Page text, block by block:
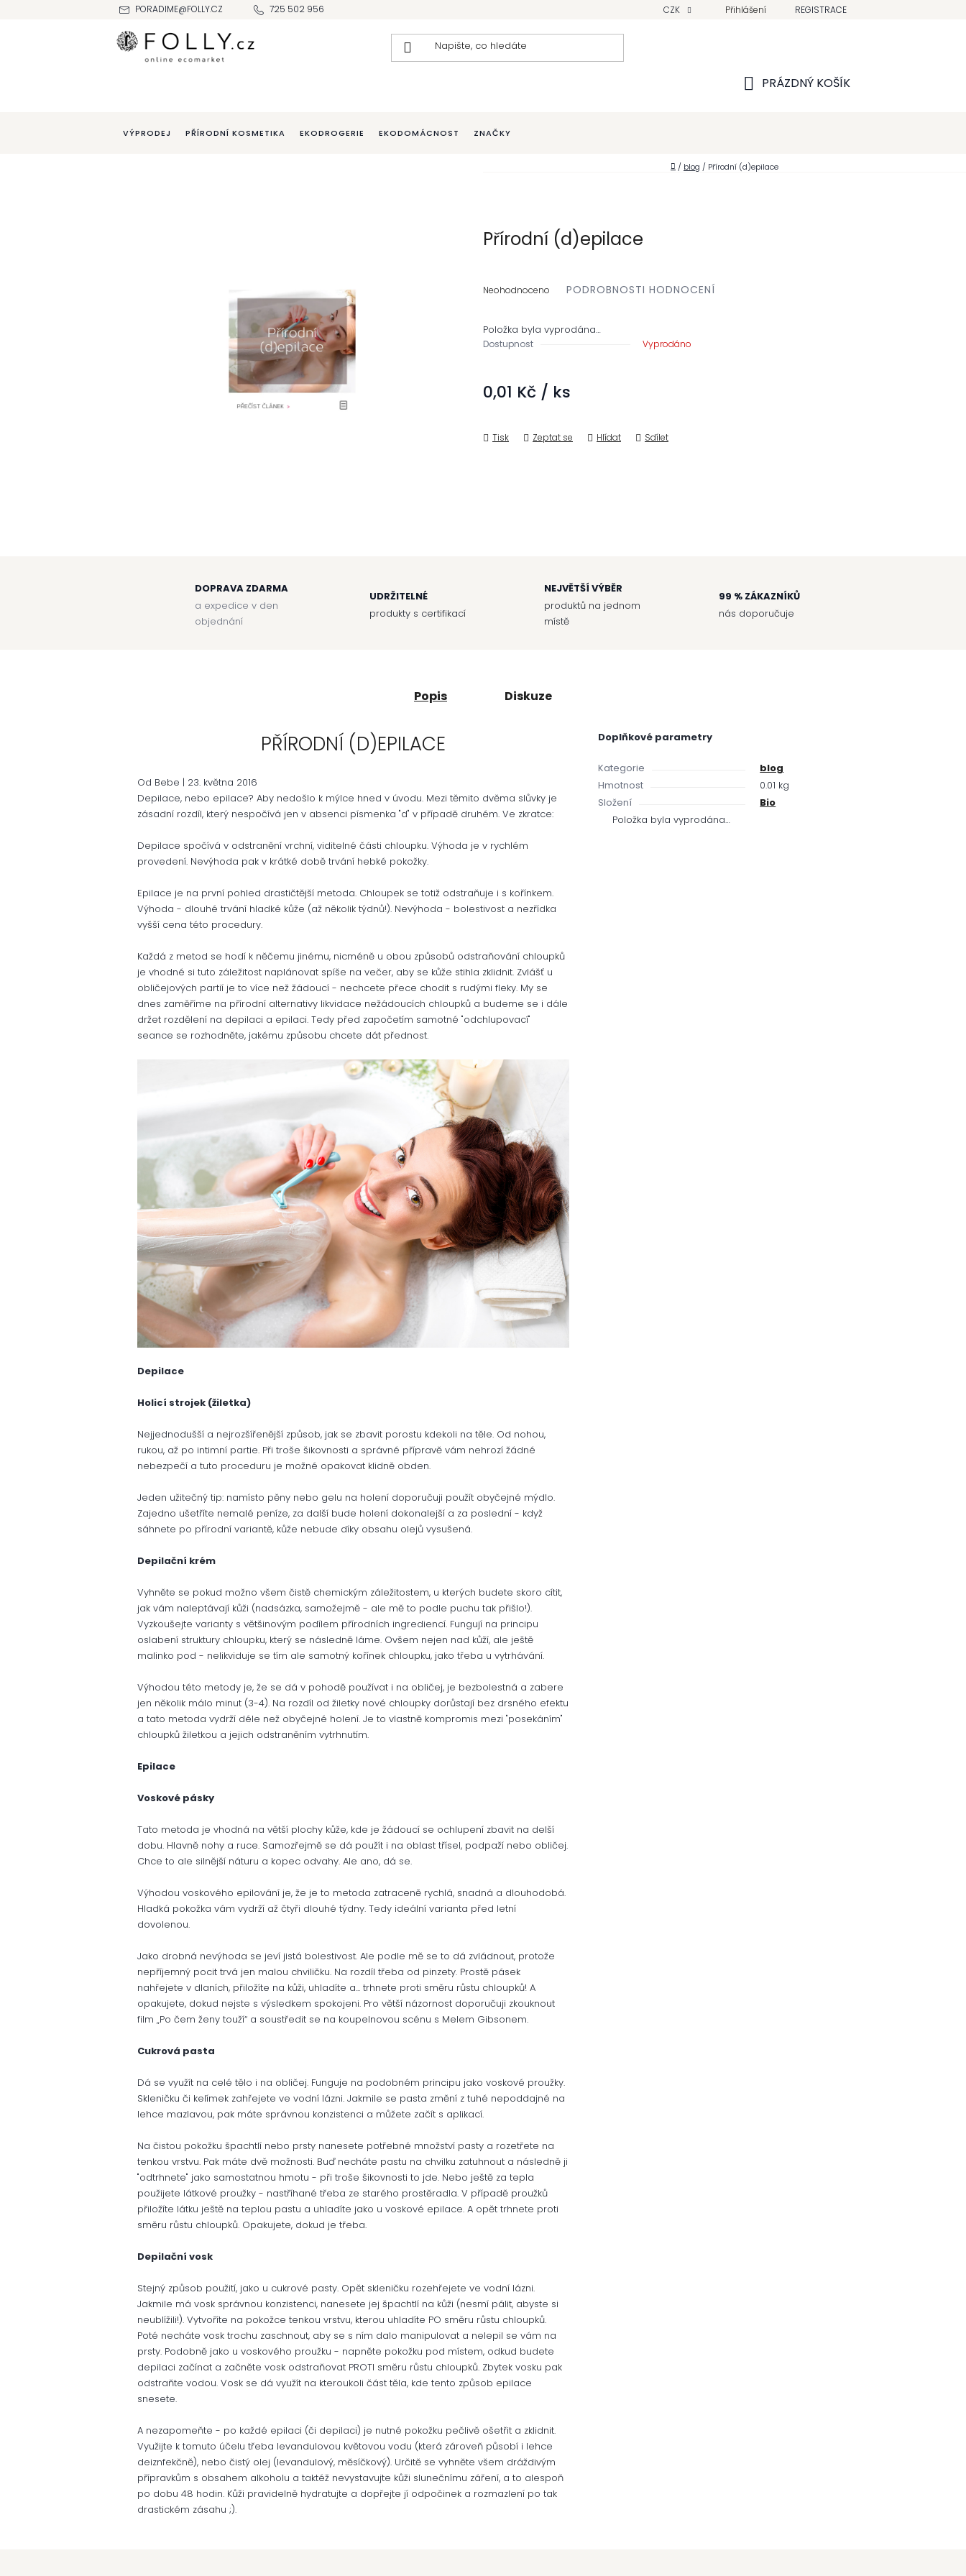
PORADIME@FOLLY.CZ 725 502 956 CZK Přihlášení REGISTRACE
PRÁZDNÝ KOŠÍK
VÝPRODEJ PŘÍRODNÍ KOSMETIKA EKODROGERIE EKODOMÁCNOST ZNAČKY
Domů
/ blog / Přírodní (d)epilace
Přírodní (d)epilace
hodnocení
z 5
hvězdiček.
Neohodnoceno PODROBNOSTI HODNOCENÍ
Položka byla vyprodána…
Dostupnost Vyprodáno
0,01 Kč / ks
Tisk Zeptat se Hlídat Sdílet
DOPRAVA ZDARMA
a expedice v den
objednání
UDRŽITELNÉ
produkty s certifikací
NEJVĚTŠÍ VÝBĚR
produktů na jednom
místě
99 % ZÁKAZNÍKŮ
nás doporučuje
Popis Diskuze
PŘÍRODNÍ (D)EPILACE
Od Bebe | 23. května 2016
Depilace, nebo epilace? Aby nedošlo k mýlce hned v úvodu. Mezi těmito dvěma slůvky je
zásadní rozdíl, který nespočívá jen v absenci písmenka "d" v případě druhém. Ve zkratce:
Depilace spočívá v odstranění vrchní, viditelné části chloupku. Výhoda je v rychlém
provedení. Nevýhoda pak v krátké době trvání hebké pokožky.
Epilace je na první pohled drastičtější metoda. Chloupek se totiž odstraňuje i s kořínkem.
Výhoda - dlouhé trvání hladké kůže (až několik týdnů!). Nevýhoda - bolestivost a nezřídka
vyšší cena této procedury.
Každá z metod se hodí k něčemu jinému, nicméně u obou způsobů odstraňování chloupků
je vhodné si tuto záležitost naplánovat spíše na večer, aby se kůže stihla zklidnit. Zvlášť u
obličejových partií je to více než žádoucí - nechcete přece chodit s rudými fleky. My se
dnes zaměříme na přírodní alternativy likvidace nežádoucích chloupků a budeme se i dále
držet rozdělení na depilaci a epilaci. Tedy před započetím samotné "odchlupovací"
seance se rozhodněte, jakému způsobu chcete dát přednost.
Depilace
Holicí strojek (žiletka)
Nejjednodušší a nejrozšířenější způsob, jak se zbavit porostu kdekoli na těle. Od nohou,
rukou, až po intimní partie. Při troše šikovnosti a správné přípravě vám nehrozí žádné
nebezpečí a tuto proceduru je možné opakovat klidně obden.
Jeden užitečný tip: namísto pěny nebo gelu na holení doporučuji použít obyčejné mýdlo.
Zajedno ušetříte nemalé peníze, za další bude holení dokonalejší a za poslední - když
sáhnete po přírodní variantě, kůže nebude díky obsahu olejů vysušená.
Depilační krém
Vyhněte se pokud možno všem čistě chemickým záležitostem, u kterých budete skoro cítit,
jak vám naleptávají kůži (nadsázka, samožejmě - ale mě to podle puchu tak přišlo!).
Vyzkoušejte varianty s většinovým podílem přírodních ingrediencí. Fungují na principu
oslabení struktury chloupku, který se následně láme. Ovšem nejen nad kůží, ale ještě
malinko pod - nelikviduje se tím ale samotný kořínek chloupku, jako třeba u vytrhávání.
Výhodou této metody je, že se dá v pohodě používat i na obličej, je bezbolestná a zabere
jen několik málo minut (3-4). Na rozdíl od žiletky nové chloupky dorůstají bez drsného efektu
a tato metoda vydrží déle než obyčejné holení. Je to vlastně kompromis mezi "posekáním"
chloupků žiletkou a jejich odstraněním vytrhnutím.
Epilace
Voskové pásky
Tato metoda je vhodná na větší plochy kůže, kde je žádoucí se ochlupení zbavit na delší
dobu. Hlavně nohy a ruce. Samozřejmě se dá použít i na oblast třísel, podpaží nebo obličej.
Chce to ale silnější náturu a kopec odvahy. Ale ano, dá se.
Výhodou voskového epilování je, že je to metoda zatraceně rychlá, snadná a dlouhodobá.
Hladká pokožka vám vydrží až čtyři dlouhé týdny. Tedy ideální varianta před letní
dovolenou.
Jako drobná nevýhoda se jeví jistá bolestivost. Ale podle mě se to dá zvládnout, protože
nepříjemný pocit trvá jen malou chviličku. Na rozdíl třeba od pinzety. Prostě pásek
nahřejete v dlaních, přiložíte na kůži, uhladíte a... trhnete proti směru růstu chloupků! A
opakujete, dokud nejste s výsledkem spokojeni. Pro větší názornost doporučuji zkouknout
film „Po čem ženy touží“ a soustředit se na koupelnovou scénu s Melem Gibsonem.
Cukrová pasta
Dá se využít na celé tělo i na obličej. Funguje na podobném principu jako voskové proužky.
Skleničku či kelímek zahřejete ve vodní lázni. Jakmile se pasta změní z tuhé nepoddajné na
lehce mazlavou, pak máte správnou konzistenci a můžete začít s aplikací.
Na čistou pokožku špachtlí nebo prsty nanesete potřebné množství pasty a rozetřete na
tenkou vrstvu. Pak máte dvě možnosti. Buď necháte pastu na chvilku zatuhnout a následně ji
"odtrhnete" jako samostatnou hmotu - při troše šikovnosti to jde. Nebo ještě za tepla
použijete látkové proužky - nastříhané třeba ze starého prostěradla. V případě proužků
přiložíte látku ještě na teplou pastu a uhladíte jako u voskové epilace. A opět trhnete proti
směru růstu chloupků. Opakujete, dokud je třeba.
Depilační vosk
Stejný způsob použití, jako u cukrové pasty. Opět skleničku rozehřejete ve vodní lázni.
Jakmile má vosk správnou konzistenci, nanesete jej špachtlí na kůži (nesmí pálit, abyste si
neublížili!). Vytvoříte na pokožce tenkou vrstvu, kterou uhladíte PO směru růstu chloupků.
Poté necháte vosk trochu zaschnout, aby se s ním dalo manipulovat a nelepil se vám na
prsty. Podobně jako u voskového proužku - napněte pokožku pod místem, odkud budete
depilaci začínat a začněte vosk odstraňovat PROTI směru růstu chloupků. Zbytek vosku pak
odstraňte vodou. Vosk se dá využít na kteroukoli část těla, kde tento způsob epilace
snesete.
A nezapomeňte - po každé epilaci (či depilaci) je nutné pokožku pečlivě ošetřit a zklidnit.
Využijte k tomuto účelu třeba levandulovou květovou vodu (která zároveň působí i lehce
deiznfekčně), nebo čistý olej (levandulový, měsíčkový). Určitě se vyhněte všem dráždivým
přípravkům s obsahem alkoholu a taktéž nevystavujte kůži slunečnímu záření, a to alespoň
po dobu 48 hodin. Kůži pravidelně hydratujte a dopřejte jí odpočinek a rozmazlení po tak
drastickém zásahu ;).
Doplňkové parametry
Kategorie
blog
Hmotnost
0.01 kg
Složení
Bio
Položka byla vyprodána…